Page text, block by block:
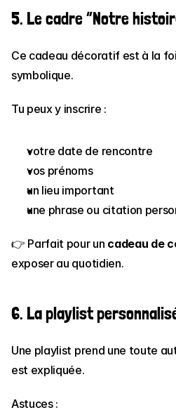
5. Le cadre “Notre
Ce cadeau décoratif est à la
symbolique.
Tu peux y inscrire :
votre date de rencontre
vos prénoms
un lieu important
une phrase ou citation
👉 Parfait pour un cadeau de
exposer au quotidien.
6. La playlist
Une playlist prend une toute
est expliquée.
Astuces :